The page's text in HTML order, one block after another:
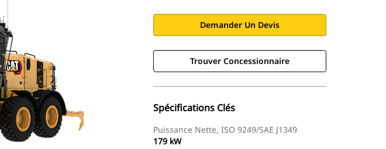
Demander Un Devis
Trouver Concessionnaire
Spécifications Clés
Puissance Nette, ISO 9249/SAE J1349
179 kW